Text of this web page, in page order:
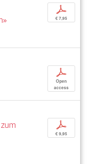
p
€ 7,95
p
Open
access
p
€ 9,95